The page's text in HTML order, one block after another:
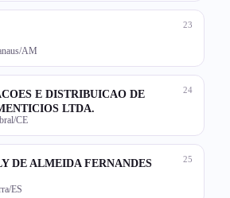
23
AM
24
E DISTRIBUICAO DE
LTDA.
CE
25
DE ALMEIDA FERNANDES
ES